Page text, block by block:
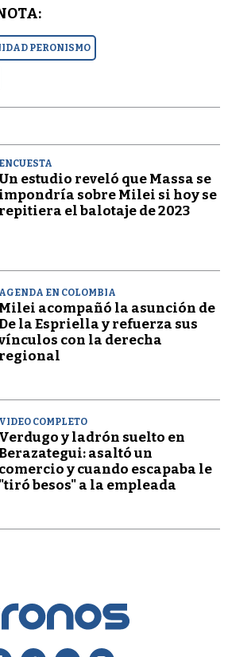
PERONISMO
ENCUESTA
estudio reveló que Massa se
impondría sobre Milei si hoy se
repitiera el balotaje de 2023
AGENDA EN COLOMBIA
Milei acompañó la asunción de
la Espriella y refuerza sus
con la derecha
regional
VIDEO COMPLETO
Verdugo y ladrón suelto en
asaltó un
comercio y cuando escapaba le
"tiró besos" a la empleada